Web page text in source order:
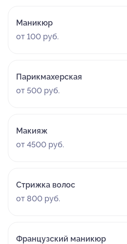
Маникюр
от 100 руб.
Парикмахерская
от 500 руб.
Макияж
от 4500 руб.
Стрижка волос
от 800 руб.
Французский маникюр